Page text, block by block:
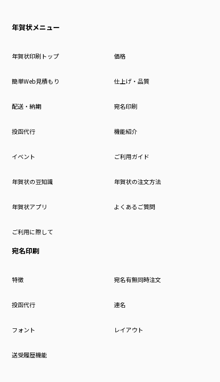
年賀状メニュー
年賀状印刷トップ 価格
簡単Web見積もり 仕上げ・品質
配送・納期 宛名印刷
投函代行 機能紹介
イベント ご利用ガイド
年賀状の豆知識 年賀状の注文方法
年賀状アプリ よくあるご質問
ご利用に際して
宛名印刷
特徴 宛名有無同時注文
投函代行 連名
フォント レイアウト
送受履歴機能